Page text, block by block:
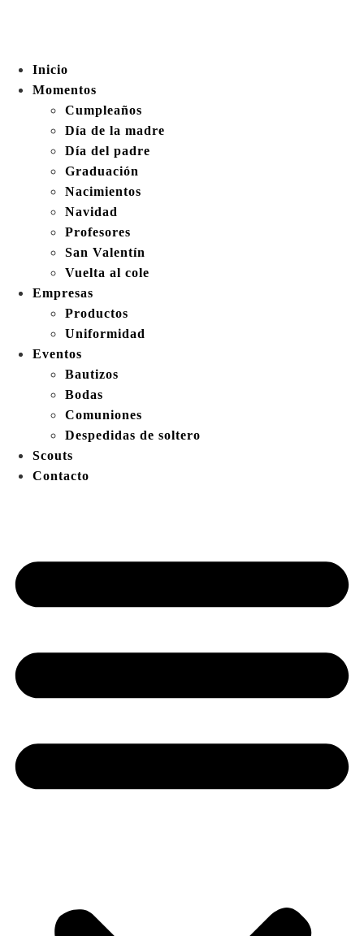
Inicio
Momentos
Cumpleaños
Día de la madre
Día del padre
Graduación
Nacimientos
Navidad
Profesores
San Valentín
Vuelta al cole
Empresas
Productos
Uniformidad
Eventos
Bautizos
Bodas
Comuniones
Despedidas de soltero
Scouts
Contacto